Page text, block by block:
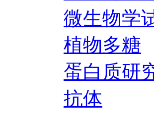
微生物学
植物多糖
蛋白质研
抗体